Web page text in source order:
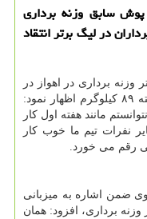
سابق وزنه برداری
در لیگ برتر انتقاد
برداری در اهواز در
رابطه با قرار گرفتن در جایگاه سوم دسته ۸۹ کیلوگرم اظهار نمود:
مانند هفته اول کار
نفرات تیم ما خوب کار
رقم می خورد.
ضمن اشاره به میزبانی
برداری، افزود: همان